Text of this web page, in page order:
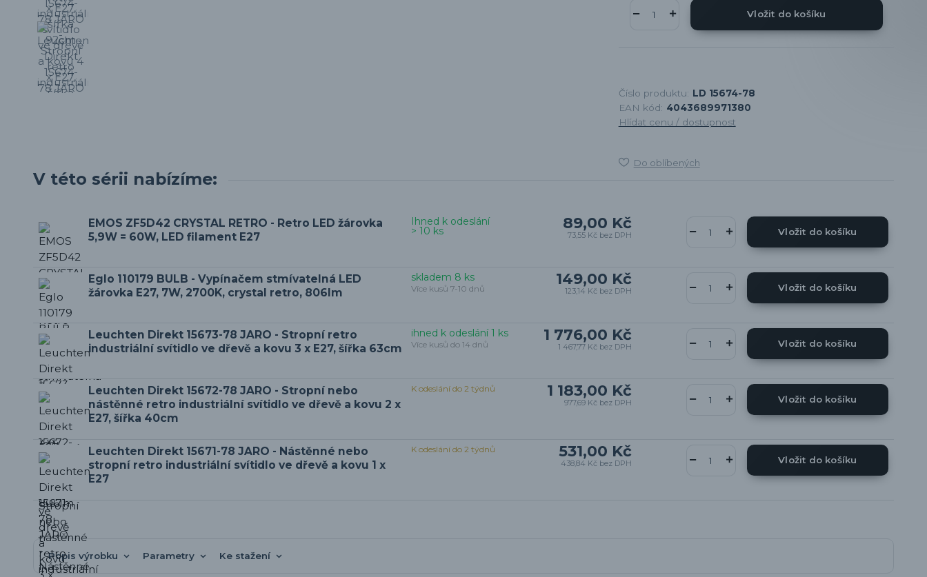
Vložit do košíku
Číslo produktu: LD 15674-78
EAN kód: 4043689971380
Hlídat cenu / dostupnost
Do oblíbených
V této sérii nabízíme:
EMOS ZF5D42 CRYSTAL RETRO - Retro LED žárovka
5,9W = 60W, LED filament E27
89,00 Kč
73,55 Kč bez DPH
Ihned k odeslání
> 10 ks Vložit do košíku
Eglo 110179 BULB - Vypínačem stmívatelná LED
žárovka E27, 7W, 2700K, crystal retro, 806lm
149,00 Kč
123,14 Kč bez DPH
skladem 8 ks
Více kusů 7-10 dnů Vložit do košíku
Leuchten Direkt 15673-78 JARO - Stropní retro
industriální svítidlo ve dřevě a kovu 3 x E27, šířka 63cm
1 776,00 Kč
1 467,77 Kč bez DPH
ihned k odeslání 1 ks
Více kusů do 14 dnů Vložit do košíku
Leuchten Direkt 15672-78 JARO - Stropní nebo
nástěnné retro industriální svítidlo ve dřevě a kovu 2 x
E27, šířka 40cm
1 183,00 Kč
977,69 Kč bez DPH
K odeslání do 2 týdnů
Vložit do košíku
Leuchten Direkt 15671-78 JARO - Nástěnné nebo
stropní retro industriální svítidlo ve dřevě a kovu 1 x
E27
531,00 Kč
438,84 Kč bez DPH
K odeslání do 2 týdnů
Vložit do košíku
Popis výrobku Parametry Ke stažení